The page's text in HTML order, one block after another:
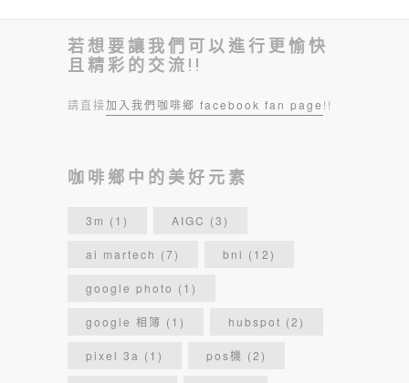
若想要讓我們可以進行更愉快
且精彩的交流!!
請直接加入我們咖啡鄉 facebook fan page !!
咖啡鄉中的美好元素
3m (1) AIGC (3)
ai martech (7) bni (12)
google photo (1)
google 相簿 (1) hubspot (2)
pixel 3a (1) pos機 (2)